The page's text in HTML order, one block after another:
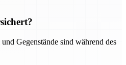
Gegenstände sind während des